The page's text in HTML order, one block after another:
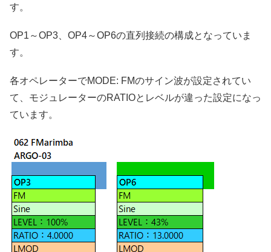
す。
OP1～OP3、OP4～OP6の直列接続の構成となっていま
す。
各オペレーターでMODE: FMのサイン波が設定されてい
て、モジュレーターのRATIOとレベルが違った設定になっ
ています。